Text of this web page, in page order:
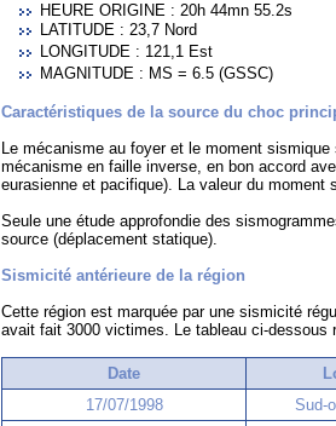
HEURE ORIGINE : 20h 44mn 55.2s
LATITUDE : 23,7 Nord
LONGITUDE : 121,1 Est
MAGNITUDE : MS = 6.5 (GSSC)
Caractéristiques de la source du choc
Le mécanisme au foyer et le moment
mécanisme en faille inverse, en bon accord
eurasienne et pacifique). La valeur du
Seule une étude approfondie des
source (déplacement statique).
Sismicité antérieure de la région
Cette région est marquée par une sismicité
avait fait 3000 victimes. Le tableau ci-dessous
Date
17/07/1998
Sud-